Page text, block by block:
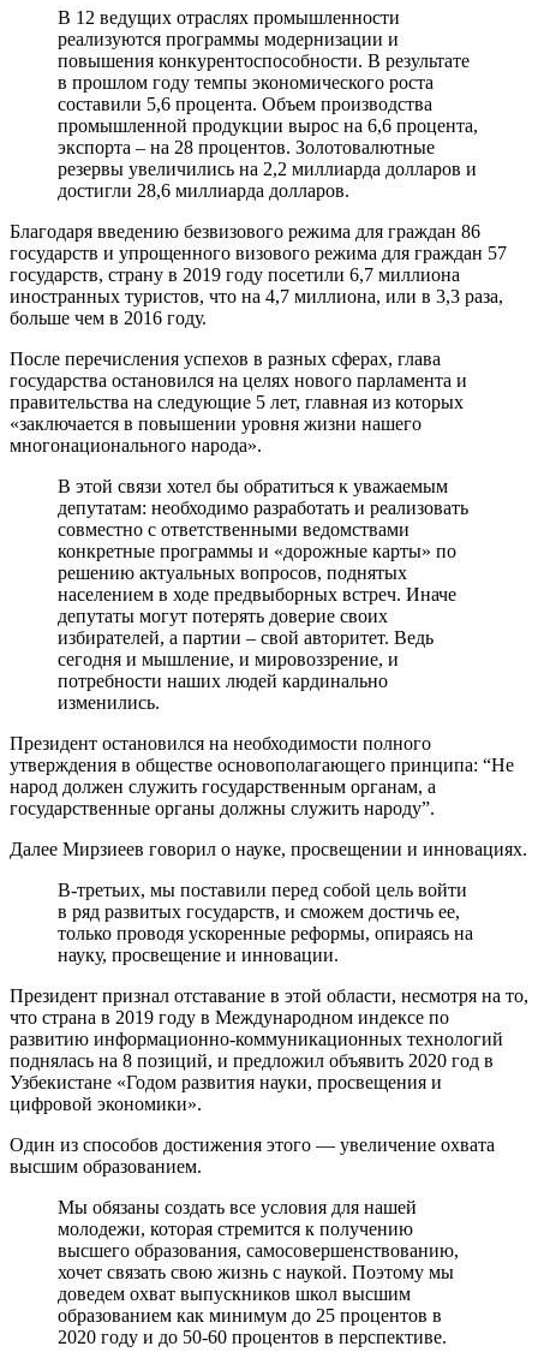
В 12 ведущих отраслях промышленности
реализуются программы модернизации и
повышения конкурентоспособности. В результате
в прошлом году темпы экономического роста
составили 5,6 процента. Объем производства
промышленной продукции вырос на 6,6 процента,
экспорта – на 28 процентов. Золотовалютные
резервы увеличились на 2,2 миллиарда долларов и
достигли 28,6 миллиарда долларов.
Благодаря введению безвизового режима для граждан 86
государств и упрощенного визового режима для граждан 57
государств, страну в 2019 году посетили 6,7 миллиона
иностранных туристов, что на 4,7 миллиона, или в 3,3 раза,
больше чем в 2016 году.
После перечисления успехов в разных сферах, глава
государства остановился на целях нового парламента и
правительства на следующие 5 лет, главная из которых
«заключается в повышении уровня жизни нашего
многонационального народа».
В этой связи хотел бы обратиться к уважаемым
депутатам: необходимо разработать и реализовать
совместно с ответственными ведомствами
конкретные программы и «дорожные карты» по
решению актуальных вопросов, поднятых
населением в ходе предвыборных встреч. Иначе
депутаты могут потерять доверие своих
избирателей, а партии – свой авторитет. Ведь
сегодня и мышление, и мировоззрение, и
потребности наших людей кардинально
изменились.
Президент остановился на необходимости полного
утверждения в обществе основополагающего принципа: “Не
народ должен служить государственным органам, а
государственные органы должны служить народу”.
Далее Мирзиеев говорил о науке, просвещении и инновациях.
В-третьих, мы поставили перед собой цель войти
в ряд развитых государств, и сможем достичь ее,
только проводя ускоренные реформы, опираясь на
науку, просвещение и инновации.
Президент признал отставание в этой области, несмотря на то,
что страна в 2019 году в Международном индексе по
развитию информационно-коммуникационных технологий
поднялась на 8 позиций, и предложил объявить 2020 год в
Узбекистане «Годом развития науки, просвещения и
цифровой экономики».
Один из способов достижения этого — увеличение охвата
высшим образованием.
Мы обязаны создать все условия для нашей
молодежи, которая стремится к получению
высшего образования, самосовершенствованию,
хочет связать свою жизнь с наукой. Поэтому мы
доведем охват выпускников школ высшим
образованием как минимум до 25 процентов в
2020 году и до 50-60 процентов в перспективе.